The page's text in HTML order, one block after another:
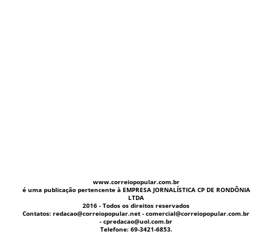
www.correiopopular.com.br
é uma publicação pertencente à EMPRESA JORNALÍSTICA CP DE RONDÔNIA
LTDA
2016 - Todos os direitos reservados
Contatos: redacao@correiopopular.net - comercial@correiopopular.com.br
- cpredacao@uol.com.br
Telefone: 69-3421-6853.